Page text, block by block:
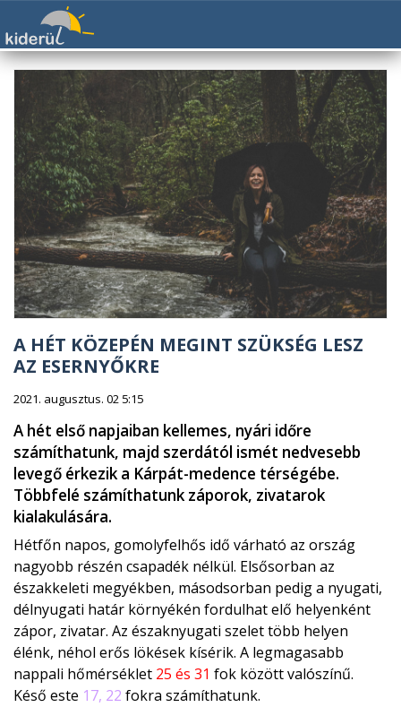
A HÉT KÖZEPÉN MEGINT SZÜKSÉG LESZ
AZ ESERNYŐKRE
2021. augusztus. 02 5:15
A hét első napjaiban kellemes, nyári időre
számíthatunk, majd szerdától ismét nedvesebb
levegő érkezik a Kárpát-medence térségébe.
Többfelé számíthatunk záporok, zivatarok
kialakulására.
Hétfőn napos, gomolyfelhős idő várható az ország
nagyobb részén csapadék nélkül. Elsősorban az
északkeleti megyékben, másodsorban pedig a nyugati,
délnyugati határ környékén fordulhat elő helyenként
zápor, zivatar. Az északnyugati szelet több helyen
élénk, néhol erős lökések kísérik. A legmagasabb
nappali hőmérséklet 25 és 31 fok között valószínű.
Késő este 17, 22 fokra számíthatunk.